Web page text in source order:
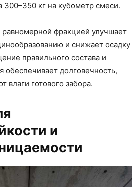
кг на кубометр смеси.
фракцией улучшает
и снижает осадку
правильного состава и
обеспечивает долговечность,
влаги готового забора.
и